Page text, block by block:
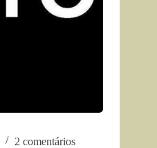
2 comentários